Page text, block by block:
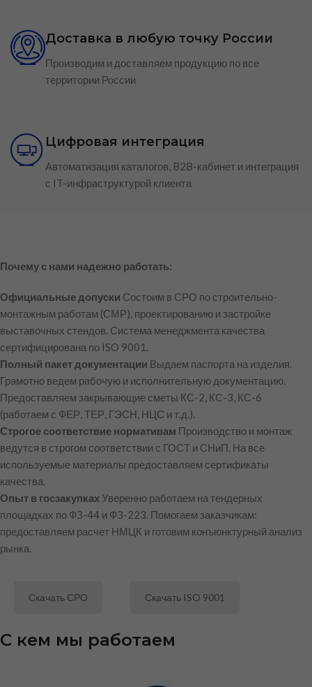
Доставка в любую точку России
Производим и доставляем продукцию по все
территории России
Цифровая интеграция
Автоматизация каталогов, B2B-кабинет и интеграция
с IT-инфраструктурой клиента
Почему с нами надежно работать:
Официальные допуски Состоим в СРО по строительно-
монтажным работам (СМР), проектированию и застройке
выставочных стендов. Система менеджмента качества
сертифицирована по ISO 9001.
Полный пакет документации Выдаем паспорта на изделия.
Грамотно ведем рабочую и исполнительную документацию.
Предоставляем закрывающие сметы КС-2, КС-3, КС-6
(работаем с ФЕР, ТЕР, ГЭСН, НЦС и т.д.).
Строгое соответствие нормативам Производство и монтаж
ведутся в строгом соответствии с ГОСТ и СНиП. На все
используемые материалы предоставляем сертификаты
качества.
Опыт в госзакупках Уверенно работаем на тендерных
площадках по ФЗ-44 и ФЗ-223. Помогаем заказчикам:
предоставляем расчет НМЦК и готовим конъюнктурный анализ
рынка.
Скачать СРО Скачать ISO 9001
С кем мы работаем